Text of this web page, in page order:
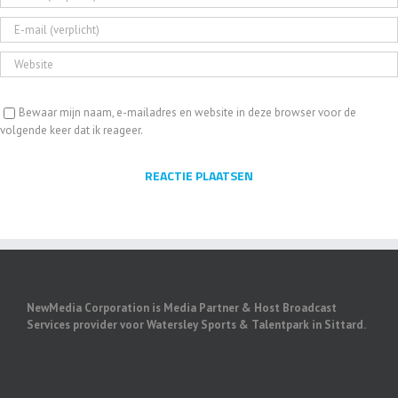
Bewaar mijn naam, e-mailadres en website in deze browser voor de
volgende keer dat ik reageer.
NewMedia Corporation is Media Partner & Host Broadcast
Services provider voor Watersley Sports & Talentpark in Sittard.